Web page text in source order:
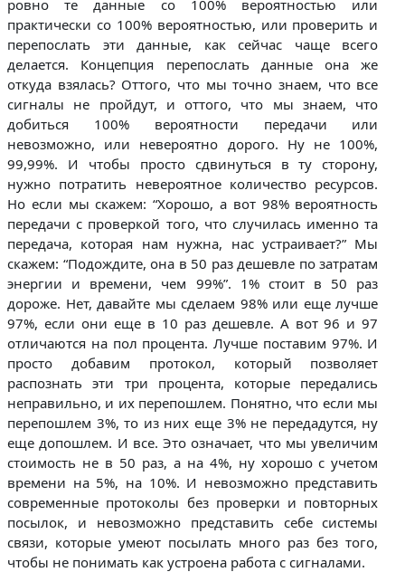
ровно те данные со 100% вероятностью или
практически со 100% вероятностью, или проверить и
перепослать эти данные, как сейчас чаще всего
делается. Концепция перепослать данные она же
откуда взялась? Оттого, что мы точно знаем, что все
сигналы не пройдут, и оттого, что мы знаем, что
добиться 100% вероятности передачи или
невозможно, или невероятно дорого. Ну не 100%,
99,99%. И чтобы просто сдвинуться в ту сторону,
нужно потратить невероятное количество ресурсов.
Но если мы скажем: “Хорошо, а вот 98% вероятность
передачи с проверкой того, что случилась именно та
передача, которая нам нужна, нас устраивает?” Мы
скажем: “Подождите, она в 50 раз дешевле по затратам
энергии и времени, чем 99%”. 1% стоит в 50 раз
дороже. Нет, давайте мы сделаем 98% или еще лучше
97%, если они еще в 10 раз дешевле. А вот 96 и 97
отличаются на пол процента. Лучше поставим 97%. И
просто добавим протокол, который позволяет
распознать эти три процента, которые передались
неправильно, и их перепошлем. Понятно, что если мы
перепошлем 3%, то из них еще 3% не передадутся, ну
еще допошлем. И все. Это означает, что мы увеличим
стоимость не в 50 раз, а на 4%, ну хорошо с учетом
времени на 5%, на 10%. И невозможно представить
современные протоколы без проверки и повторных
посылок, и невозможно представить себе системы
связи, которые умеют посылать много раз без того,
чтобы не понимать как устроена работа с сигналами.